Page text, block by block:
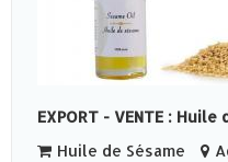
EXPORT - VENTE : Huile
Huile de Sésame